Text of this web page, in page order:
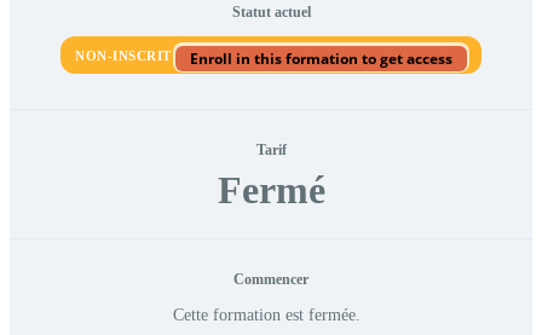
Statut actuel
NON-INSCRIT Enroll in this formation to get access
Tarif
Fermé
Commencer
Cette formation est fermée.